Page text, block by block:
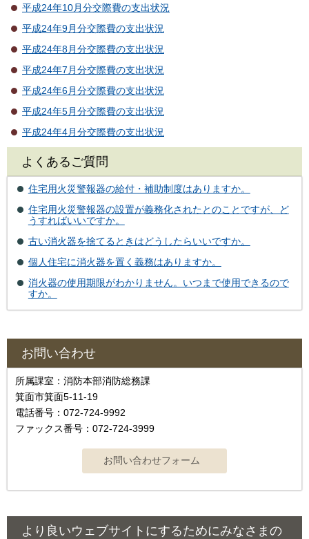
平成24年10月分交際費の支出状況
平成24年9月分交際費の支出状況
平成24年8月分交際費の支出状況
平成24年7月分交際費の支出状況
平成24年6月分交際費の支出状況
平成24年5月分交際費の支出状況
平成24年4月分交際費の支出状況
よくあるご質問
住宅用火災警報器の給付・補助制度はありますか。
住宅用火災警報器の設置が義務化されたとのことですが、ど
うすればいいですか。
古い消火器を捨てるときはどうしたらいいですか。
個人住宅に消火器を置く義務はありますか。
消火器の使用期限がわかりません。いつまで使用できるので
すか。
お問い合わせ
所属課室：消防本部消防総務課
箕面市箕面5-11-19
電話番号：072-724-9992
ファックス番号：072-724-3999
より良いウェブサイトにするためにみなさまの